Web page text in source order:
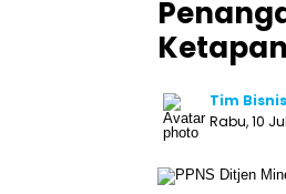
Tim
Rabu, 10